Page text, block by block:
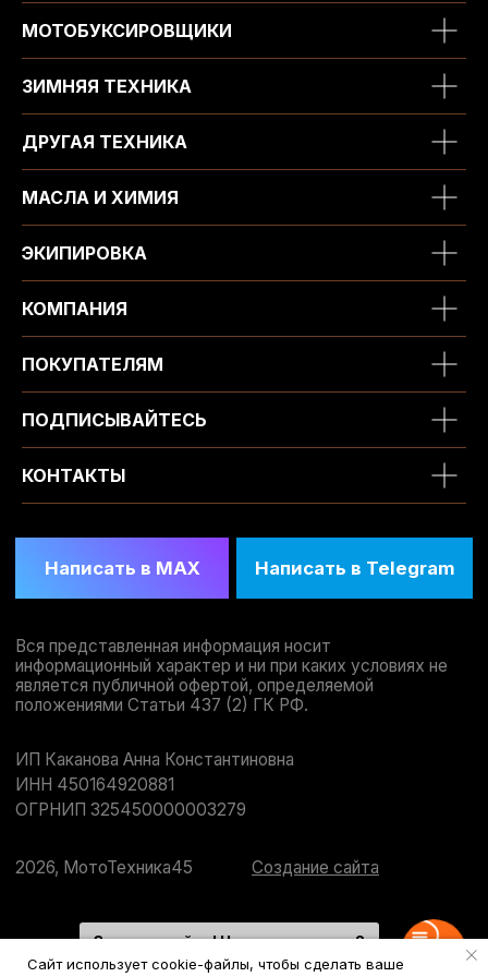
МОТОБУКСИРОВЩИКИ
ЗИМНЯЯ ТЕХНИКА
ДРУГАЯ ТЕХНИКА
МАСЛА И ХИМИЯ
ЭКИПИРОВКА
КОМПАНИЯ
ПОКУПАТЕЛЯМ
ПОДПИСЫВАЙТЕСЬ
КОНТАКТЫ
Сайт использует cookie-файлы, чтобы сделать ваше
Здравствуйте! Чем вам помочь?
Напишите нам